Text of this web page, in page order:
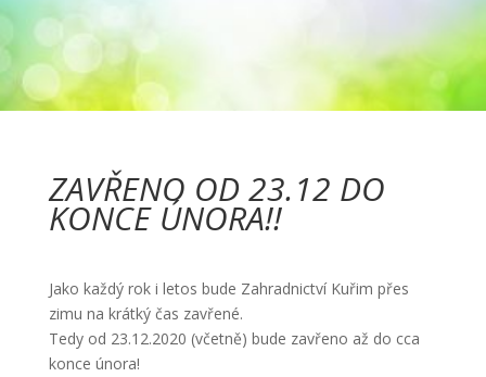
ZAVŘENO OD 23.12 DO
KONCE ÚNORA!!
Jako každý rok i letos bude Zahradnictví Kuřim přes
zimu na krátký čas zavřené.
Tedy od 23.12.2020 (včetně) bude zavřeno až do cca
konce února!